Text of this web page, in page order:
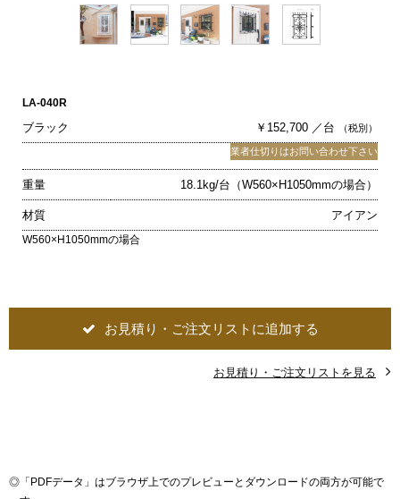
LA-040R
ブラック ￥152,700 ／台 （税別）
業者仕切りはお問い合わせ下さい
重量 18.1kg/台（W560×H1050mmの場合）
材質 アイアン
W560×H1050mmの場合
お見積り・ご注文リストに追加する
お見積り・ご注文リストを見る
◎ 「PDFデータ」はブラウザ上でのプレビューとダウンロードの両方が可能で